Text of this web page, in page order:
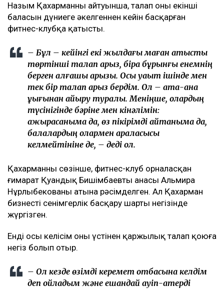
Назым Қахарманның айтуынша, талап оның екінші
баласын дүниеге әкелгеннен кейін басқарған
фитнес-клубқа қатысты.
– Бұл – кейінгі екі жылдағы маған қатысты
төртінші талап арыз, бірақ бұрынғы енемнің
берген алғашқы арызы. Осы уақыт ішінде мен
тек бір талап арыз бердім. Ол – ата-ана
құқығынан айыру туралы. Меніңше, олардың
түсінігінде бәріне мен кінәлімін:
ажырасқаныма да, өз пікірімді айтқаныма да,
балалардың олармен араласқысы
келмейтініне де, – деді ол.
Қахарманның сөзінше, фитнес-клуб орналасқан
ғимарат Қуандық Бишімбаевтың анасы Альмира
Нұрлыбекованың атына рәсімделген. Ал Қахарман
бизнесті сенімгерлік басқару шарты негізінде
жүргізген.
Енді осы келісім оның үстінен қаржылық талап қоюға
негіз болып отыр.
– Ол кезде өзімді керемет отбасына келдім
деп ойладым және ешқандай қауіп-қатерді